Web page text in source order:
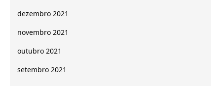
dezembro 2021
novembro 2021
outubro 2021
setembro 2021